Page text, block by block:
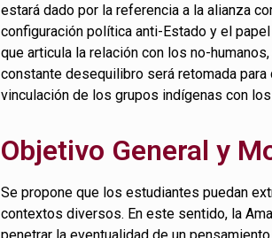
estará dado por la referencia a la alianza
configuración política anti-Estado y el
que articula la relación con los no-
constante desequilibro será retomada
vinculación de los grupos indígenas con
Objetivo General y
Se propone que los estudiantes puedan
contextos diversos. En este sentido, la